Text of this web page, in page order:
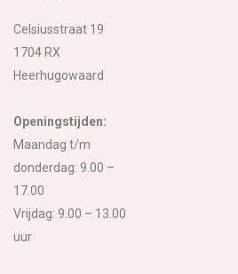
Celsiusstraat 19
1704 RX
Heerhugowaard
Openingstijden:
Maandag t/m
donderdag: 9.00 –
17.00
Vrijdag: 9.00 – 13.00
uur